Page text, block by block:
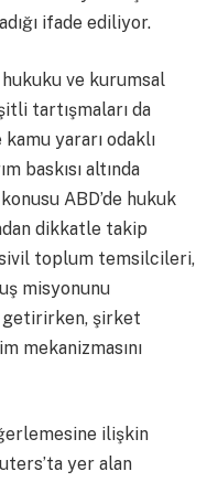
ifade ediliyor.
ve kurumsal
tartışmaları da
yararı odaklı
baskısı altında
ABD’de hukuk
dikkatle takip
sivil toplum temsilcileri,
misyonunu
getirirken, şirket
mekanizmasını
ilişkin
yer alan